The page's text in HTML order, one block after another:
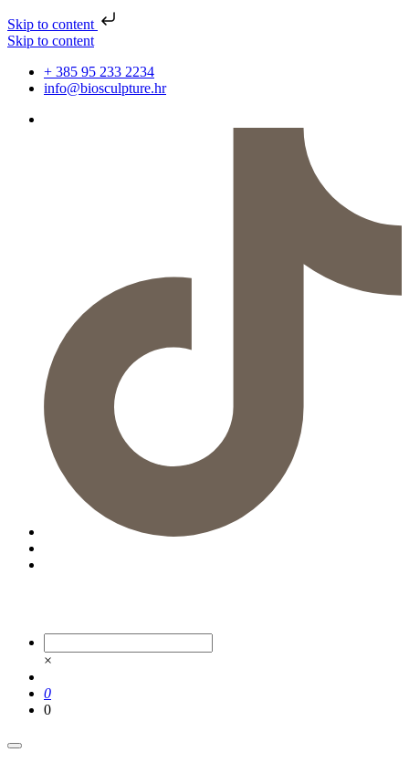
Skip to content
Skip to content
+ 385 95 233 2234
info@biosculpture.hr
×
0
0